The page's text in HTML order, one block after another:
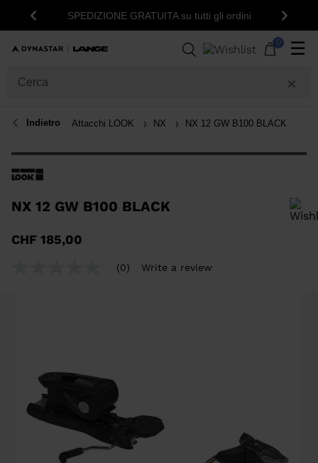
IndietroSPEDIZIONE GRATUITA su tutti gli ordini Avanti
0 ☰
Indietro Attacchi LOOK NX NX 12 GW B100 BLACK
NX 12 GW B100 BLACK
CHF 185,00
(0) Write a review